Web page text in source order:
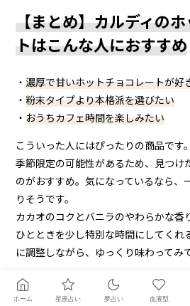
【まとめ】カルディの
トはこんな人におすすめ
・濃厚で甘いホットチョコレートが好
・粉末タイプより本格派を選びたい
・おうちカフェ時間を楽しみたい
こういった人にはぴったりの商品です。
季節限定の可能性があるため、見つけ
のがおすすめ。気になっているなら、
りそうです。
カカオのコクとバニラのやわらかな香
ひとときを少し特別な時間にしてくれ
に調整しながら、ゆっくり味わってみ
ホーム 星座占い 夢占い 血液型